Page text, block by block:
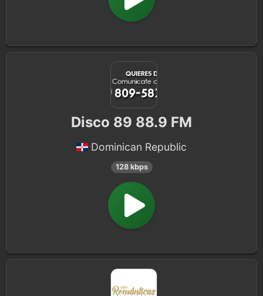
Disco 89 88.9 FM
Dominican Republic
128 kbps